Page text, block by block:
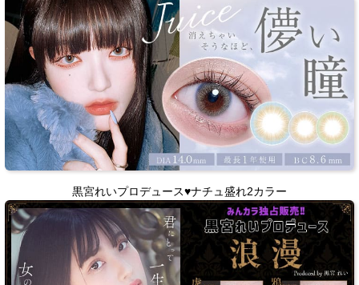
黒宮れいプロデュース♥ナチュ盛れ2カラー